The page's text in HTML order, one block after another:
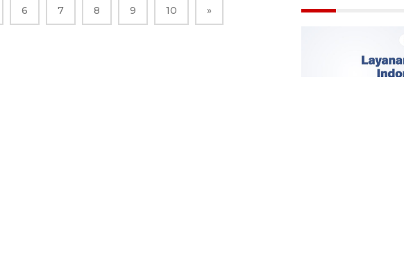
6 7 8 9 10 »